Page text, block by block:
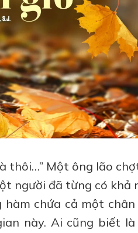
thôi…” Một ông lão
người đã từng có khả
chứa cả một chân
này. Ai cũng biết